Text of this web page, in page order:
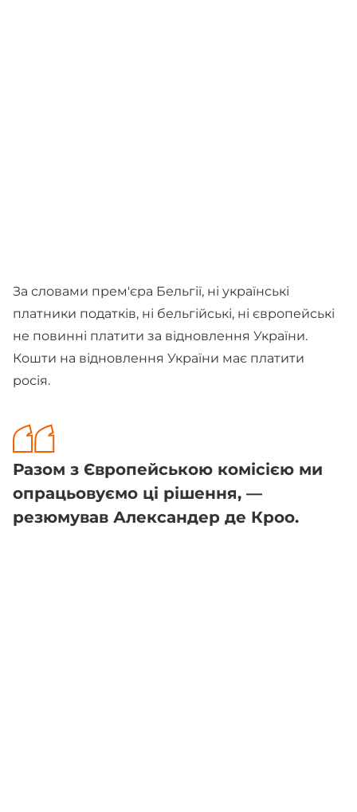
За словами прем'єра Бельгії, ні українські
платники податків, ні бельгійські, ні європейські
не повинні платити за відновлення України.
Кошти на відновлення України має платити
росія.
Разом з Європейською комісією ми
опрацьовуємо ці рішення, —
резюмував Александер де Кроо.